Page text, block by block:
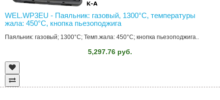
WEL.WP3EU - Паяльник: газовый, 1300°C, температуры
жала: 450°C, кнопка пьезоподжига
Паяльник: газовый; 1300°C; Темп.жала: 450°C; кнопка пьезоподжига..
5,297.76 руб.